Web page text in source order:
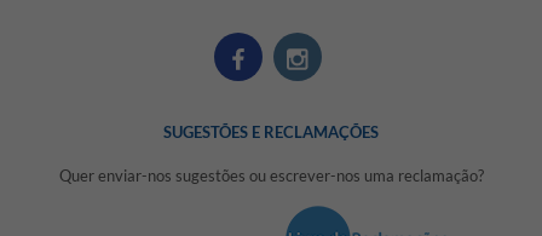
SUGESTÕES E RECLAMAÇÕES
Quer enviar-nos sugestões ou escrever-nos uma reclamação?